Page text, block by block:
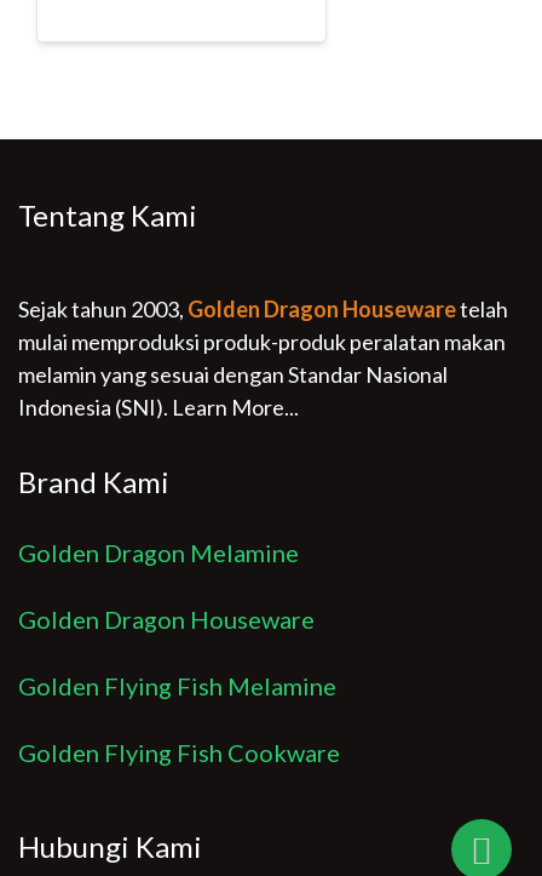
Tentang Kami
Sejak tahun 2003, Golden Dragon Housewaretelah
mulai memproduksi produk-produk peralatan makan
melamin yang sesuai dengan Standar Nasional
Indonesia (SNI). Learn More...
Brand Kami
Golden Dragon Melamine
Golden Dragon Houseware
Golden Flying Fish Melamine
Golden Flying Fish Cookware
Hubungi Kami